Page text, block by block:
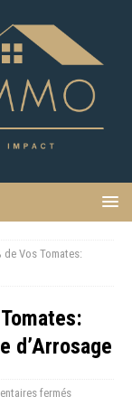
de Vos Tomates:
d’Arrosage
fermés